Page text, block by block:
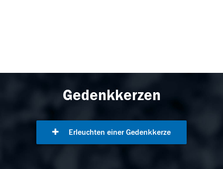
Gedenkkerzen
Erleuchten einer Gedenkkerze